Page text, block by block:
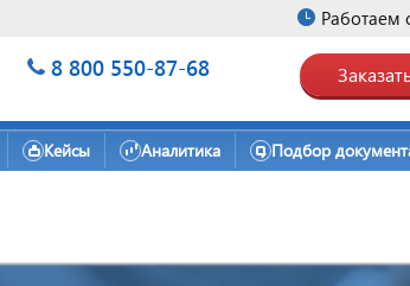
Работаем
8 800 550-87-68
Кейсы Аналитика Подбор